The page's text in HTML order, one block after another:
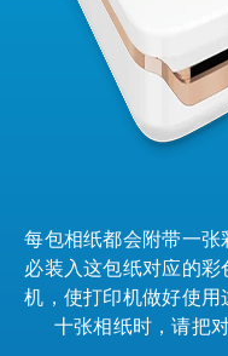
每包相纸都会附带一
必装入这包纸对应的
机，使打印机做好使
十张相纸时，请把